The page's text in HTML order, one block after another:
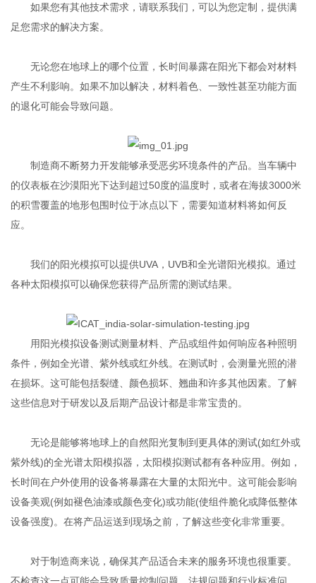
如果您有其他技术需求，请联系我们，可以为您定制，提供满
足您需求的解决方案。
无论您在地球上的哪个位置，长时间暴露在阳光下都会对材料
产生不利影响。如果不加以解决，材料着色、一致性甚至功能方面
的退化可能会导致问题。
制造商不断努力开发能够承受恶劣环境条件的产品。当车辆中
的仪表板在沙漠阳光下达到超过50度的温度时，或者在海拔3000米
的积雪覆盖的地形包围时位于冰点以下，需要知道材料将如何反
应。
我们的阳光模拟可以提供UVA，UVB和全光谱阳光模拟。通过
各种太阳模拟可以确保您获得产品所需的测试结果。
用阳光模拟设备测试测量材料、产品或组件如何响应各种照明
条件，例如全光谱、紫外线或红外线。在测试时，会测量光照的潜
在损坏。这可能包括裂缝、颜色损坏、翘曲和许多其他因素。了解
这些信息对于研发以及后期产品设计都是非常宝贵的。
无论是能够将地球上的自然阳光复制到更具体的测试(如红外或
紫外线)的全光谱太阳模拟器，太阳模拟测试都有各种应用。例如，
长时间在户外使用的设备将暴露在大量的太阳光中。这可能会影响
设备美观(例如褪色油漆或颜色变化)或功能(使组件脆化或降低整体
设备强度)。在将产品运送到现场之前，了解这些变化非常重要。
对于制造商来说，确保其产品适合未来的服务环境也很重要。